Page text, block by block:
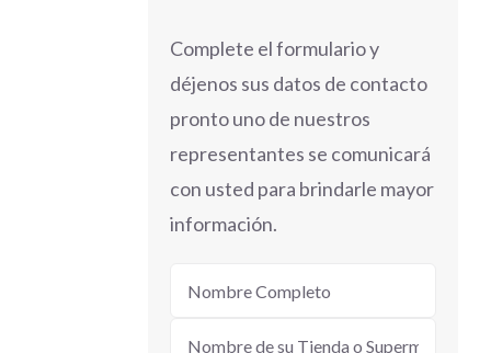
Complete el formulario y
déjenos sus datos de contacto
pronto uno de nuestros
representantes se comunicará
con usted para brindarle mayor
información.